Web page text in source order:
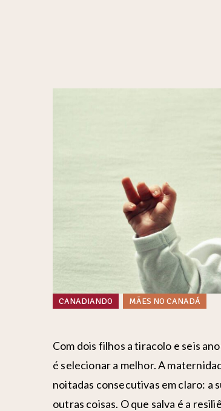
CANADIANDO MÃES NO CANADÁ
Com dois filhos a tiracolo e seis
é selecionar a melhor. A
noitadas consecutivas em claro: a
outras coisas. O que salva é a